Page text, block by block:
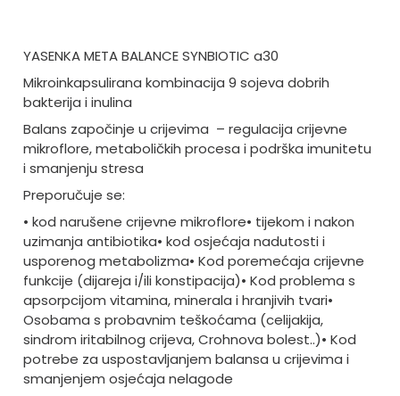
YASENKA META BALANCE SYNBIOTIC a30
Mikroinkapsulirana kombinacija 9 sojeva dobrih
bakterija i inulina
Balans započinje u crijevima – regulacija crijevne
mikroflore, metaboličkih procesa i podrška imunitetu
i smanjenju stresa
Preporučuje se:
• kod narušene crijevne mikroflore• tijekom i nakon
uzimanja antibiotika• kod osjećaja nadutosti i
usporenog metabolizma• Kod poremećaja crijevne
funkcije (dijareja i/ili konstipacija)• Kod problema s
apsorpcijom vitamina, minerala i hranjivih tvari•
Osobama s probavnim teškoćama (celijakija,
sindrom iritabilnog crijeva, Crohnova bolest..)• Kod
potrebe za uspostavljanjem balansa u crijevima i
smanjenjem osjećaja nelagode